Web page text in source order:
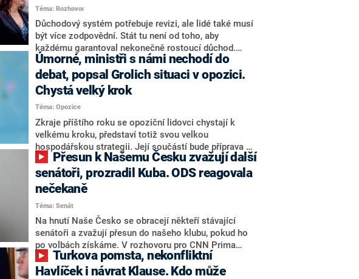
Téma: Rozhovor
Důchodový systém potřebuje revizi, ale lidé také musí
být více zodpovědní. Stát tu není od toho, aby
každému garantoval nekonečně rostoucí důchod.
Chybí tu nový systém a my ho představíme,řekl
hejtman Jihočeského kraje a předseda hnutí Naše
Česko Martin Kuba v rozhovoru pro CNN Prima NEWS.
V čele státu pak podle něj nemůže být člověk, který by
střetem zájmů omezoval čerpání financí a rozvoj,
dodal. Řešení u Andreje Babiše ale hodnotit nechtěl.
Úmorné, ministři s námi nechodí do
debat, popsal Grolich situaci v opozici.
Chystá velký krok
Téma: Opozice
Zkraje příštího roku se opoziční lidovci chystají k
velkému kroku, představí totiž svou velkou
hospodářskou strategii. Její součástí bude příprava na
stárnutí populace, řekl ve středu na setkání s novináři
nový předseda lidovců Jan Grolich. Ten zároveň v
senátních volbách kandiduje ve Vyškově. Popsal i
aktivitu opozice, o níž vládní strany nebo političtí
komentátoři mluví jako o slabé a v defenzivě. „Je to
úmorná práce upozorňovat na chyby vlády. Ministři s
námi navíc nechodí do debat. Chceme ale ukazovat
svoje témata,“ odpověděl Grolich na dotaz CNN Prima
NEWS.
senátoři, prozradil Kuba. ODS reagovala
nečekaně
Téma: Senát
Na hnutí Naše Česko se obracejí někteří stávající
senátoři a zvažují přesun do našeho klubu, pokud ho
po volbách získáme. V rozhovoru pro CNN Prima
NEWS to řekl zakladatel hnutí a jihočeský hejtman
Martin Kuba. Konkrétní nebyl, ale získat by takto mohl
Havlíček i návrat Klause. Kdo může